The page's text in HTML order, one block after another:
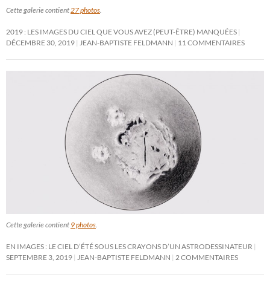
Cette galerie contient27 photos.
2019 : LES IMAGES DU CIEL QUE VOUS AVEZ (PEUT-ÊTRE) MANQUÉES
DÉCEMBRE 30, 2019 JEAN-BAPTISTE FELDMANN 11 COMMENTAIRES
Cette galerie contient 9 photos.
EN IMAGES : LE CIEL D’ÉTÉ SOUS LES CRAYONS D’UN ASTRODESSINATEUR
SEPTEMBRE 3, 2019 JEAN-BAPTISTE FELDMANN 2 COMMENTAIRES